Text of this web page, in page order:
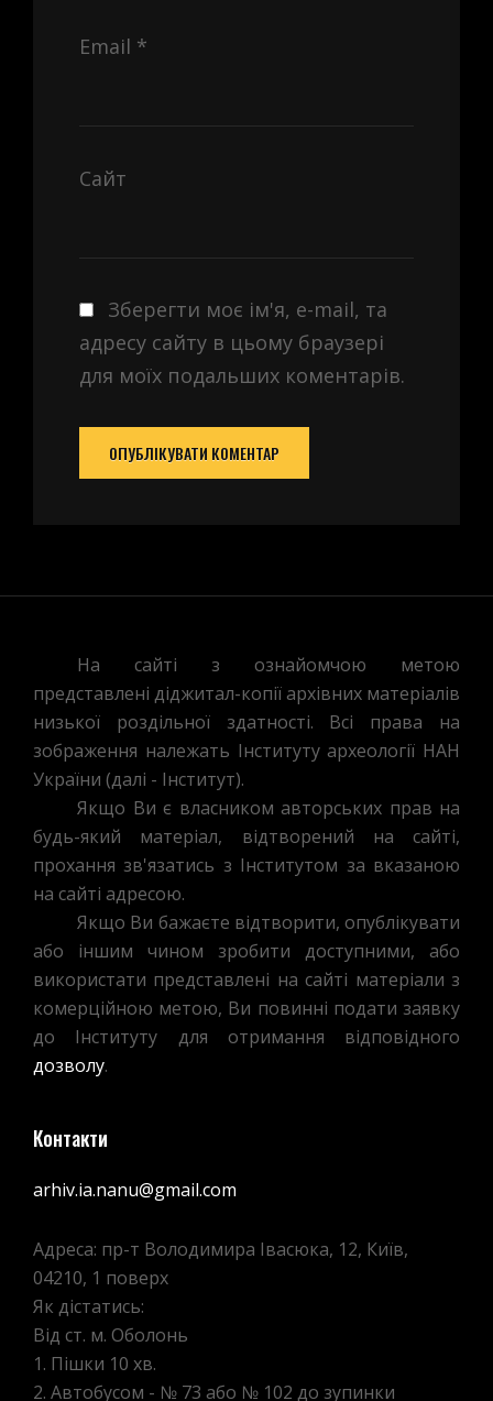
Email *
Сайт
Зберегти моє ім'я, e-mail, та
адресу сайту в цьому браузері
для моїх подальших коментарів.
На сайті з ознайомчою метою
представлені діджитал-копії архівних матеріалів
низької роздільної здатності. Всі права на
зображення належать Інституту археології НАН
України (далі - Інститут).
Якщо Ви є власником авторських прав на
будь-який матеріал, відтворений на сайті,
прохання зв'язатись з Інститутом за вказаною
на сайті адресою.
Якщо Ви бажаєте відтворити, опублікувати
або іншим чином зробити доступними, або
використати представлені на сайті матеріали з
комерційною метою, Ви повинні подати заявку
до Інституту для отримання відповідного
дозволу.
Контакти
arhiv.ia.nanu@gmail.com
Адреса: пр-т Володимира Івасюка, 12, Київ,
04210, 1 поверх
Як дістатись:
Від ст. м. Оболонь
1. Пішки 10 хв.
2. Автобусом - № 73 або № 102 до зупинки